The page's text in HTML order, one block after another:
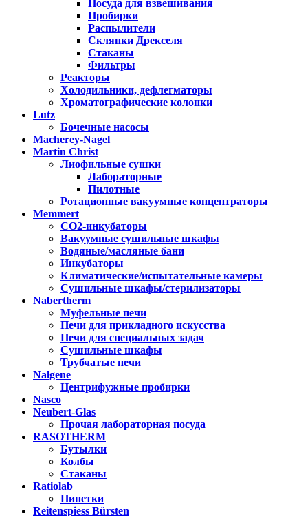
Посуда для взвешивания
Пробирки
Распылители
Склянки Дрекселя
Стаканы
Фильтры
Реакторы
Холодильники, дефлегматоры
Хроматографические колонки
Lutz
Бочечные насосы
Macherey-Nagel
Martin Christ
Лиофильные сушки
Лабораторные
Пилотные
Ротационные вакуумные концентраторы
Memmert
CO2-инкубаторы
Вакуумные сушильные шкафы
Водяные/масляные бани
Инкубаторы
Климатические/испытательные камеры
Сушильные шкафы/стерилизаторы
Nabertherm
Муфельные печи
Печи для прикладного искусства
Печи для специальных задач
Сушильные шкафы
Трубчатые печи
Nalgene
Центрифужные пробирки
Nasco
Neubert-Glas
Прочая лабораторная посуда
RASOTHERM
Бутылки
Колбы
Стаканы
Ratiolab
Пипетки
Reitenspiess Bürsten